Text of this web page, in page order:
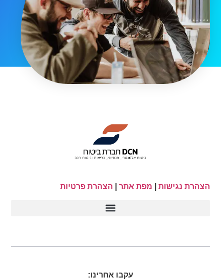
הצהרת נגישות מפת אתר הצהרת פרטיות
עקבו אחרינו: